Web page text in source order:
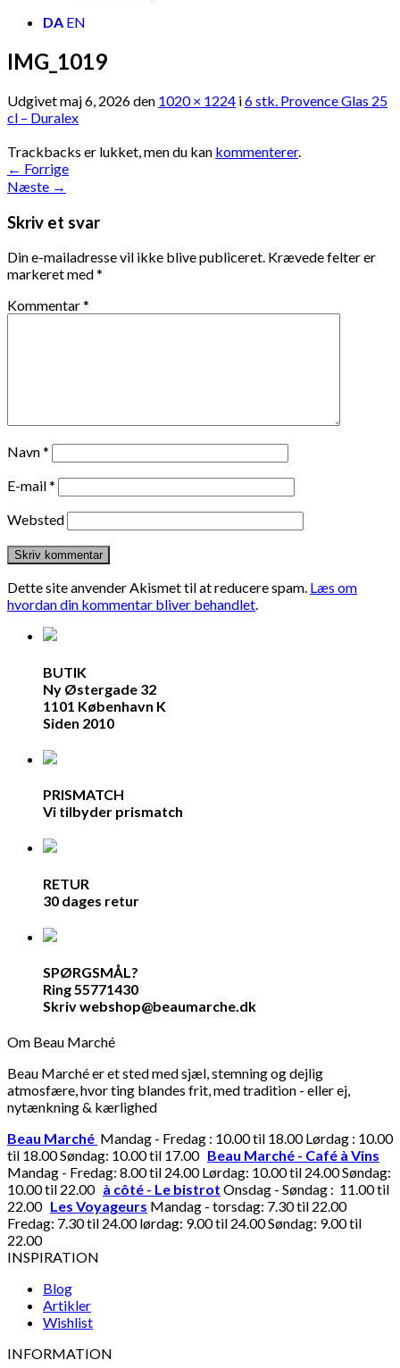
DA EN
IMG_1019
Udgivetmaj 6, 2026den 1020 × 1224 i6 stk. Provence Glas 25
cl – Duralex
Trackbacks er lukket, men du kan kommenterer.
← Forrige
Næste →
Skriv et svar
Din e-mailadresse vil ikke blive publiceret. Krævede felter er
markeret med*
Kommentar*
Navn*
E-mail*
Websted
Dette site anvender Akismet til at reducere spam. Læs om
hvordan din kommentar bliver behandlet.
BUTIK
Ny Østergade 32
1101 København K
Siden 2010
PRISMATCH
Vi tilbyder prismatch
RETUR
30 dages retur
SPØRGSMÅL?
Ring 55771430
Skriv webshop@beaumarche.dk
Om Beau Marché
Beau Marché er et sted med sjæl, stemning og dejlig
atmosfære, hvor ting blandes frit, med tradition - eller ej,
nytænkning & kærlighed
Beau Marché Mandag - Fredag : 10.00 til 18.00 Lørdag : 10.00
til 18.00 Søndag: 10.00 til 17.00 Beau Marché - Café à Vins
Mandag - Fredag: 8.00 til 24.00 Lørdag: 10.00 til 24.00 Søndag:
10.00 til 22.00 à côté - Le bistrot Onsdag - Søndag : 11.00 til
22.00 Les Voyageurs Mandag - torsdag: 7.30 til 22.00
Fredag: 7.30 til 24.00 lørdag: 9.00 til 24.00 Søndag: 9.00 til
22.00
INSPIRATION
Blog
Artikler
Wishlist
INFORMATION